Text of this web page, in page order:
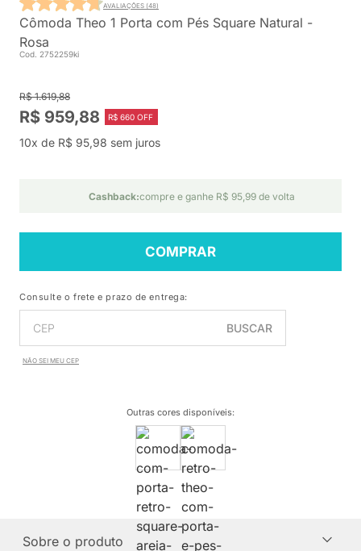
Cômoda Theo 1 Porta com Pés Square Natural -
Rosa
Cod. 2752259ki
AVALIAÇÕES (48)
R$ 1.619,88
R$ 959,88 R$ 660 OFF
10x de R$ 95,98 sem juros
Cashback:compre e ganhe R$ 95,99 de volta
COMPRAR
Consulte o frete e prazo de entrega:
BUSCAR
NÃO SEI MEU CEP
Outras cores disponíveis:
Sobre o produto